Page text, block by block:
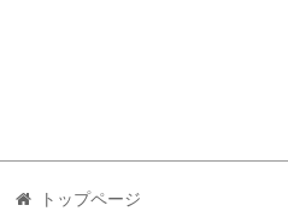
トップページ